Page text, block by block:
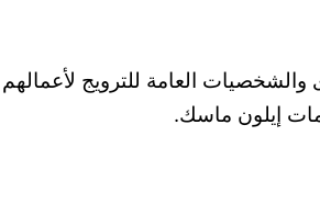
العامة للترويج
إيلون ماسك.